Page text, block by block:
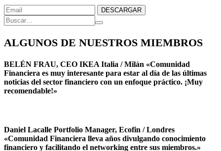
ALGUNOS DE NUESTROS MIEMBROS
BELÉN FRAU, CEO IKEA Italia / Milán «Comunidad
Financiera es muy interesante para estar al día de las últimas
noticias del sector financiero con un enfoque práctico. ¡Muy
recomendable!»
Daniel Lacalle Portfolio Manager, Ecofin / Londres
«Comunidad Financiera lleva años divulgando conocimiento
financiero y facilitando el networking entre sus miembros.»